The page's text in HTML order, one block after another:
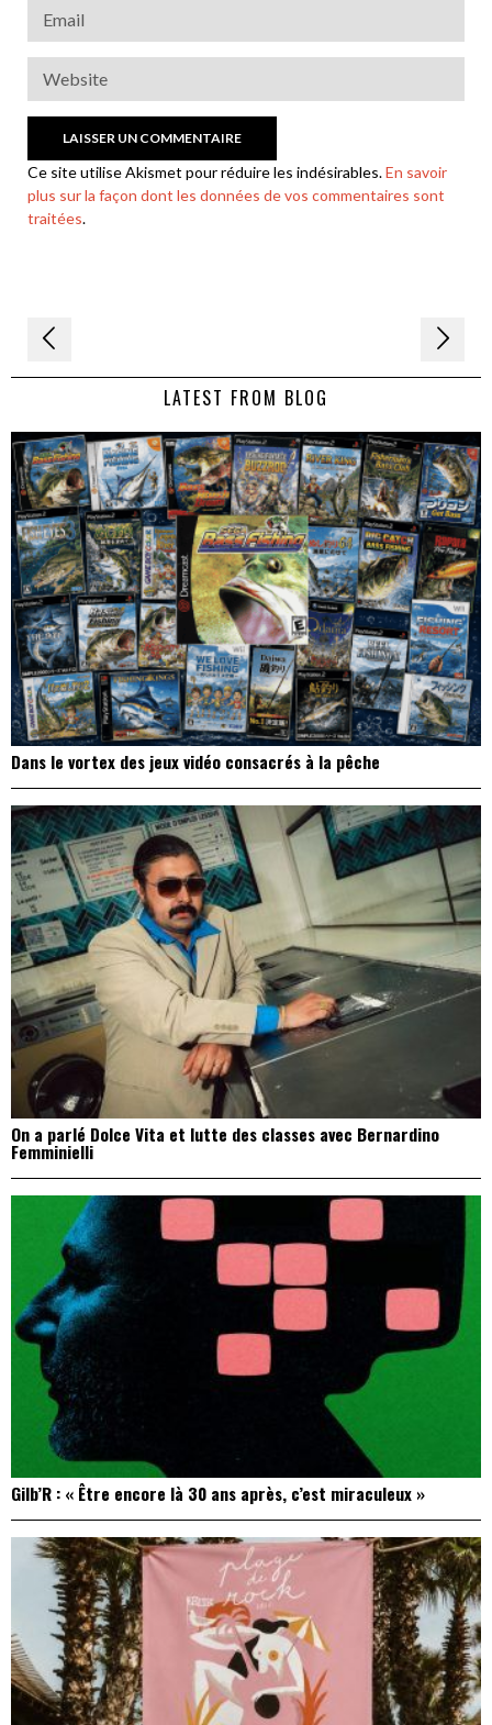
Ce site utilise Akismet pour réduire les indésirables.En savoir
plus sur la façon dont les données de vos commentaires sont
traitées.
Navigation
de LATEST FROM BLOG
Dans le vortex des jeux vidéo consacrés à la pêche
On a parlé Dolce Vita et lutte des classes avec Bernardino
Femminielli
Gilb’R : « Être encore là 30 ans après, c’est miraculeux »